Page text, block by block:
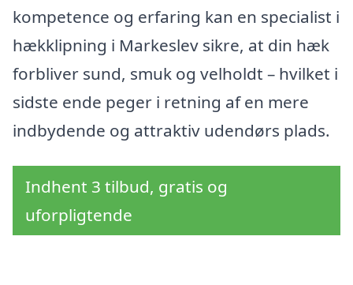
kompetence og erfaring kan en specialist i
hækklipning i Markeslev sikre, at din hæk
forbliver sund, smuk og velholdt – hvilket i
sidste ende peger i retning af en mere
indbydende og attraktiv udendørs plads.
Indhent 3 tilbud, gratis og
uforpligtende